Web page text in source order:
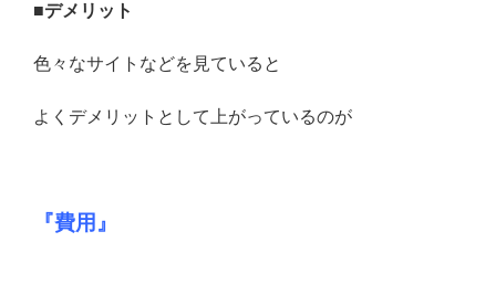
■デメリット
色々なサイトなどを見ていると
よくデメリットとして上がっているのが
『費用』